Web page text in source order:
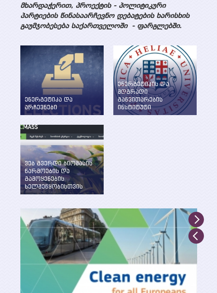
მხარდაჭერით, პროექტის - პოლიტიკური
პარტიების წინასაარჩევნო დებატების ხარისხის
გაუმჯობესება საქართველოში - ფარგლებში.
ენერგეტიკა და
არჩევნები
ენერგეტიკის
საკითხების განხილვა
წინასაარჩევნო
პერიოდში
ენერგეტიკის და
მდგრადი
განვითარების
ინსტიტუტი
WEG-მა დააფუძნა
ვებ გვერდი ბიომასის
წარმოების და
გამოყენების
ხელშეწყობისთვის
შექმნილია WEG-ის
საქართველოს
გარემოსა და
ბუნებრივი
რესურსების დაცვის
სამინისტროს
მხარდაჭერით